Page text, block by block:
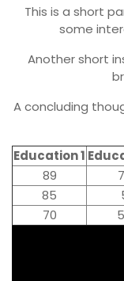
This is a short
some
Another short
A concluding
Education 1
89
85
70